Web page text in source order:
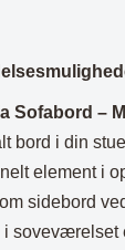
Sofabord –
bord i din
element i
sidebord
i soveværelset